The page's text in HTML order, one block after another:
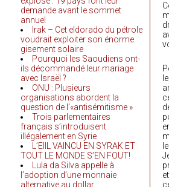
demande avant le sommet
annuel
Irak – Cet eldorado du pétrole
voudrait exploiter son énorme
gisement solaire
Pourquoi les Saoudiens ont-
ils décommandé leur mariage
avec Israël ?
ONU : Plusieurs
organisations abordent la
question de l’«antisémitisme »
Trois parlementaires
français s’introduisent
illégalement en Syrie
L’EIIL VAINCU EN SYRAK ET
TOUT LE MONDE S’EN FOUT!
Lula da Silva appelle à
l’adoption d’une monnaie
alternative au dollar